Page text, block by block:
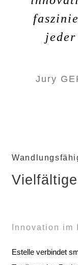
Jury
Jury
Innovation im
Estelle verbindet